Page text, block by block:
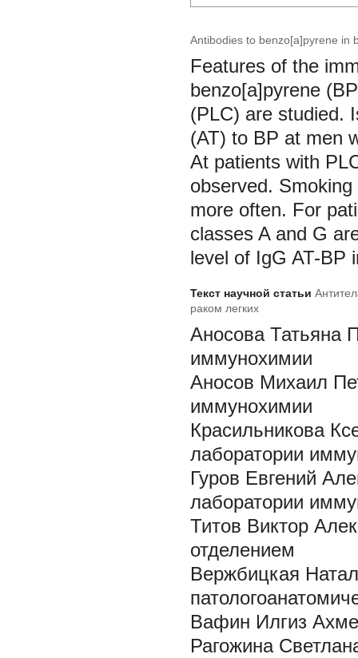
Antibodies to benzo[a]pyrene in
Features of the
benzo[a]pyrene
(PLC) are studied.
(АТ) to BP at men
At patients with
observed.
more often. For
classes A and G
level of IgG AT-BP
Текст научной статьи
раком легких
Аносова Татьяна
иммунохимии
Аносов Михаил
иммунохимии
Красильникова
лаборатории
Гуров Евгений
лаборатории
Титов Виктор
отделением
Вержбицкая
Вафин Илгиз
Рагожина